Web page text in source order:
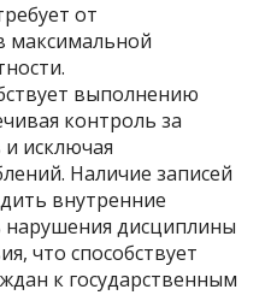
от
максимальной
выполнению
контроль за
исключая
Наличие записей
внутренние
нарушения дисциплины
что способствует
к государственным